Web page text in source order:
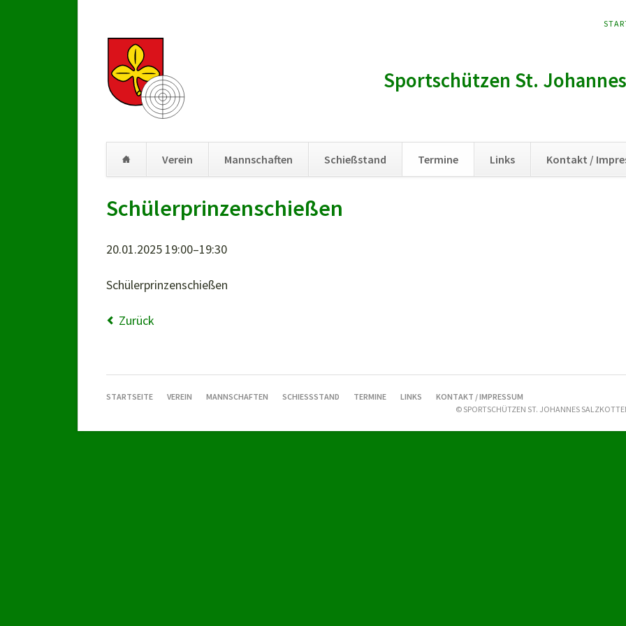
Sportschützen St.
Verein Mannschaften Schießstand Termine Links Kontakt /
überspringen
Schülerprinzenschießen
20.01.2025 19:00–19:30
Schülerprinzenschießen
Zurück
NAVIGATION
STARTSEITE VEREIN MANNSCHAFTEN SCHIESSSTAND TERMINE LINKS
KONTAKT / IMPRESSUM
© SPORTSCHÜTZEN ST. JOHANNES